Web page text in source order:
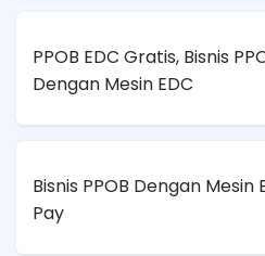
PPOB EDC Gratis, Bisnis
Dengan Mesin EDC
Bisnis PPOB Dengan Mesin
Pay